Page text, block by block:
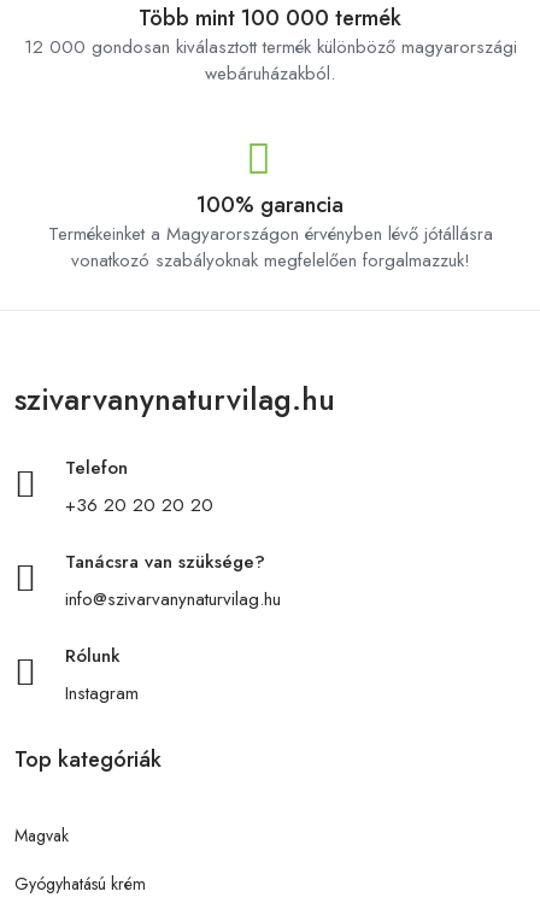
Több mint 100 000 termék
12 000 gondosan kiválasztott termék különböző magyarországi
webáruházakból.
100% garancia
Termékeinket a Magyarországon érvényben lévő jótállásra
vonatkozó szabályoknak megfelelően forgalmazzuk!
szivarvanynaturvilag.hu
Telefon
+36 20 20 20 20
Tanácsra van szüksége?
info@szivarvanynaturvilag.hu
Rólunk
Instagram
Top kategóriák
Magvak
Gyógyhatású krém